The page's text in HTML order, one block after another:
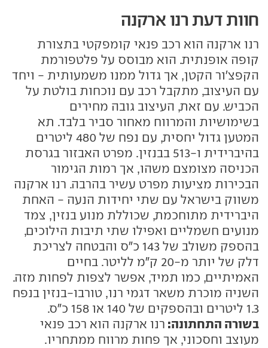
חוות דעת רנו ארקנה
רנו ארקנה הוא רכב פנאי קומפקטי בתצורת
קופה אופנתית. הוא מבוסס על פלטפורמת
הקפצ'ור הקטן, אך גדול ממנו משמעותית - ויחד
עם העיצוב, מתקבל רכב עם נוכחות בולטת על
הכביש. עם זאת, העיצוב גובה מחירים
בשימושיות והמרווח מאחור סביר בלבד. תא
המטען גדול יחסית, עם נפח של 480 ליטרים
בהיברידית ו-513 בבנזין. מפרט האבזור בגרסת
הכניסה מצומצם משהו, אך רמות הגימור
הבכירות מציעות מפרט עשיר בהרבה. רנו ארקנה
משווק בישראל עם שתי יחידות הנעה - האחת
היברידית מתוחכמת, שכוללת מנוע בנזין, צמד
מנועים חשמליים ואפילו שתי תיבות הילוכים,
בהספק משולב של 143 כ"ס והבטחה לצריכת
דלק של יותר מ-20 ק"מ לליטר. בחיים
האמיתיים, כמו תמיד, אפשר לצפות לפחות מזה.
השניה מוכרת משאר דגמי רנו, טורבו-בנזין בנפח
1.3 ליטרים ובהספקים של 140 או 158 כ"ס.
בשורה התחתונה: רנו ארקנה הוא רכב פנאי
מעוצב וחסכוני, אך פחות מרווח ממתחריו.